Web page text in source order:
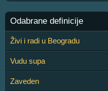
Odabrane definicije
Živi i radi u Beogradu
Vudu supa
Zaveden